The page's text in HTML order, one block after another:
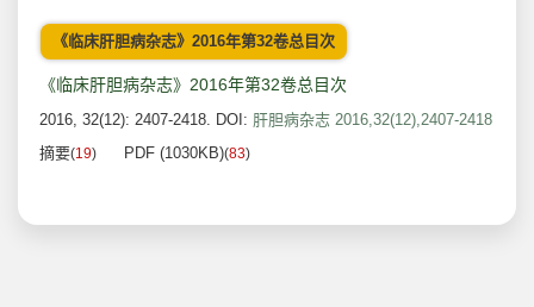
《临床肝胆病杂志》2016年第32卷总目次
《临床肝胆病杂志》2016年第32卷总目次
2016, 32(12): 2407-2418. DOI: 肝胆病杂志 2016,32(12),2407-2418
摘要(19) PDF (1030KB)(83)